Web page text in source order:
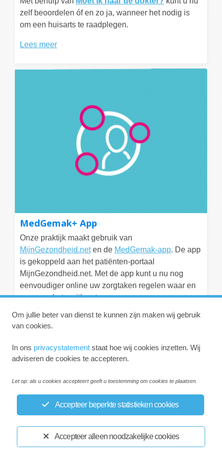
zelf beoordelen óf en zo ja, wanneer het nodig is
om een huisarts te raadplegen.
Lees meer
MedGemak+ App
Onze praktijk maakt gebruik van
MijnGezondheid.neten de MedGemak-app. De app
is gekoppeld aan het patiënten-portaal
MijnGezondheid.net. Met de app kunt u nu nog
eenvoudiger online uw zorgtaken regelen waar en
wanneer het u uitkomt.
Afspraak maken
Accepteer alleen noodzakelijke cookies
Accepteer beperkte statistieken cookies
Om jullie beter van dienst te kunnen zijn maken wij gebruik
van cookies.
In ons privacystatement staat hoe wij cookies inzetten. Wij
adviseren de cookies te accepteren.
Let op: als u cookies accepteert geeft u toestemming om cookies te plaatsen.